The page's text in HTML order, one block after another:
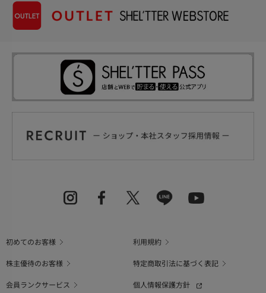
初めてのお客様
利用規約
株主優待のお客様
特定商取引法に基づく表記
会員ランクサービス
個人情報保護方針